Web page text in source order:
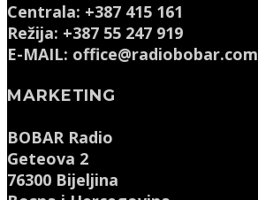
Centrala: +387 415 161
Režija: +387 55 247 919
E-MAIL: office@radiobobar.com
MARKETING
BOBAR Radio
Geteova 2
76300 Bijeljina